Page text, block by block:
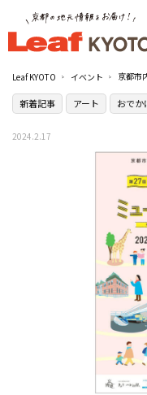
Leaf KYOTO イベント
新着記事 アート おでか
2024.2.17